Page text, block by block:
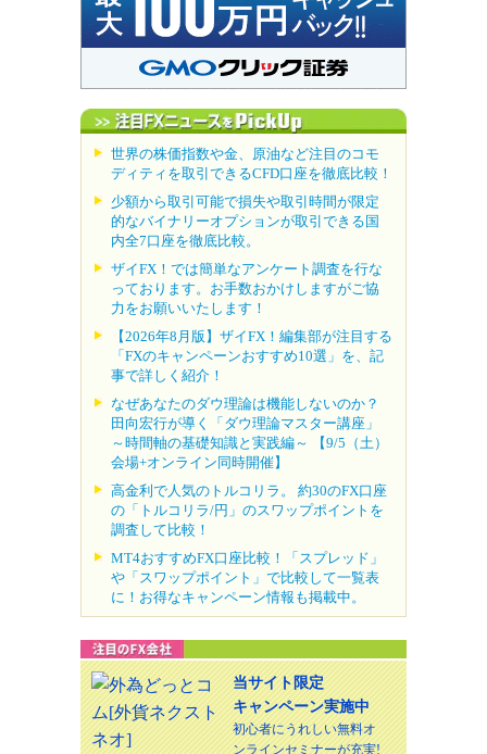
世界の株価指数や金、原油など注目のコモ
ディティを取引できるCFD口座を徹底比較！
少額から取引可能で損失や取引時間が限定
的なバイナリーオプションが取引できる国
内全7口座を徹底比較。
ザイFX！では簡単なアンケート調査を行な
っております。お手数おかけしますがご協
力をお願いいたします！
【2026年8月版】ザイFX！編集部が注目する
「FXのキャンペーンおすすめ10選」を、記
事で詳しく紹介！
なぜあなたのダウ理論は機能しないのか？
田向宏行が導く「ダウ理論マスター講座」
～時間軸の基礎知識と実践編～ 【9/5（土）
会場+オンライン同時開催】
高金利で人気のトルコリラ。 約30のFX口座
の「トルコリラ/円」のスワップポイントを
調査して比較！
MT4おすすめFX口座比較！「スプレッド」
や「スワップポイント」で比較して一覧表
に！お得なキャンペーン情報も掲載中。
当サイト限定
キャンペーン実施中
初心者にうれしい無料オ
ンラインセミナーが充実!